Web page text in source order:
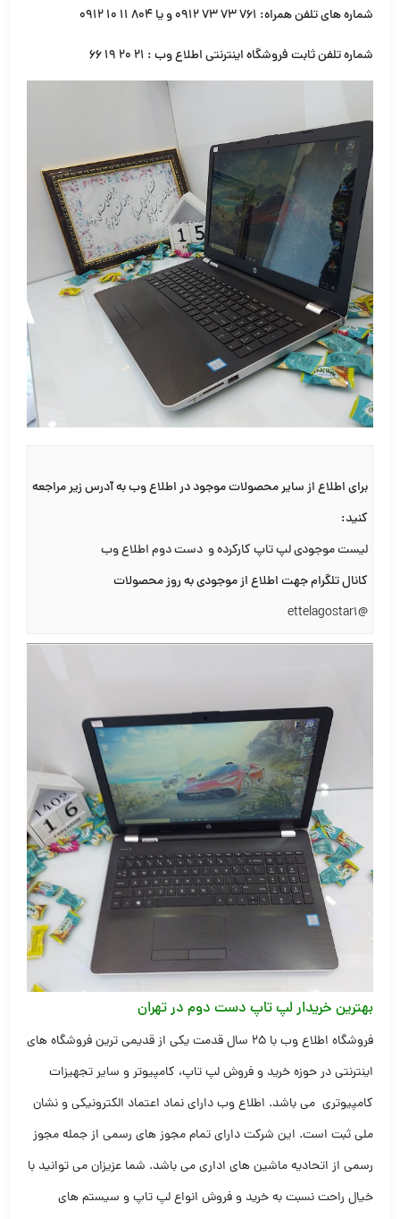
شماره های تلفن همراه: ۷۶۱ ۷۳ ۷۳ ۰۹۱۲ و یا۸۰۴ ۱۱ ۱۰ ۰۹۱۲
شماره تلفن ثابت فروشگاه اینترنتی اطلاع وب : ۲۱ ۲۰ ۱۹ ۶۶
برای اطلاع از سایر محصولات موجود در اطلاع وب به آدرس زیر مراجعه
کنید:
لیست موجودی لپ تاپ کارکرده و دست دوم اطلاع وب
کانال تلگرام جهت اطلاع از موجودی به روز محصولات
@ettelagostar1
بهترین خریدار لپ تاپ دست دوم در تهران
فروشگاه اطلاع وب با ۲۵ سال قدمت یکی از قدیمی ترین فروشگاه های
اینترنتی در حوزه خرید و فروش لپ تاپ، کامپیوتر و سایر تجهیزات
کامپیوتری می باشد. اطلاع وب دارای نماد اعتماد الکترونیکی و نشان
ملی ثبت است. این شرکت دارای تمام مجوز های رسمی از جمله مجوز
رسمی از اتحادیه ماشین های اداری می باشد. شما عزیزان می توانید با
خیال راحت نسبت به خرید و فروش انواع لپ تاپ و سیستم های